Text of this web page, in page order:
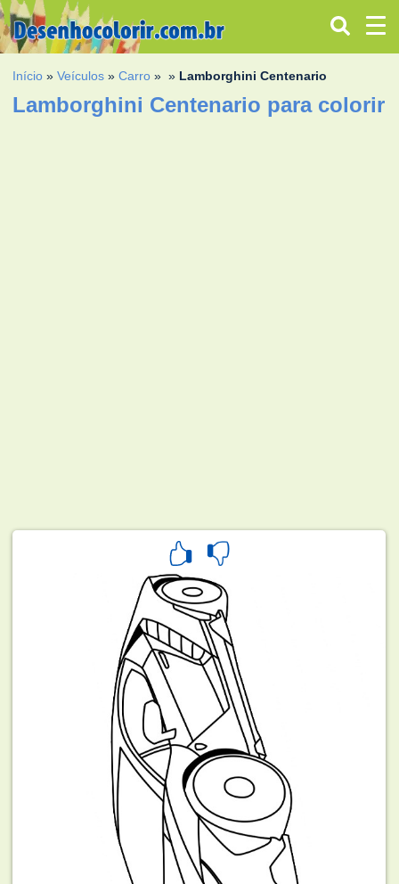
Início »Veículos »Carro » » Lamborghini Centenario
Lamborghini Centenario para colorir